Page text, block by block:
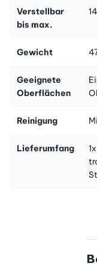
Hol dir noch heute
Starter-Set XL und
wirst es lieben, in
leben.
Verstellbar
bis max.
Gewicht
Geeignete
Oberflächen
Reinigung
Lieferumfang